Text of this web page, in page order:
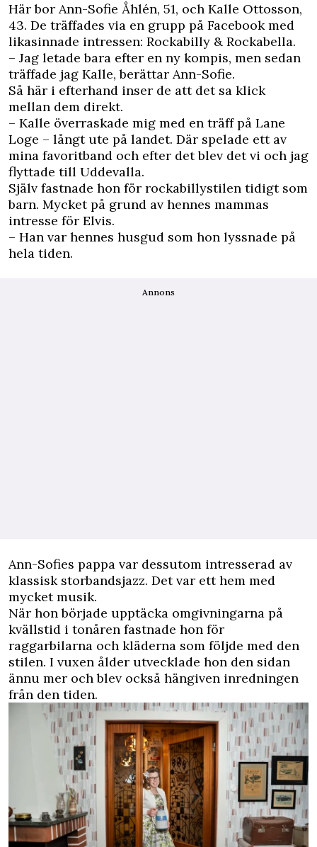
Här bor Ann-Sofie Åhlén, 51, och Kalle Ottosson,
43. De träffades via en grupp på Facebook med
likasinnade intressen: Rockabilly & Rockabella.
– Jag letade bara efter en ny kompis, men sedan
träffade jag Kalle, berättar Ann-Sofie.
Så här i efterhand inser de att det sa klick
mellan dem direkt.
– Kalle överraskade mig med en träff på Lane
Loge – långt ute på landet. Där spelade ett av
mina favoritband och efter det blev det vi och jag
flyttade till Uddevalla.
Själv fastnade hon för rockabillystilen tidigt som
barn. Mycket på grund av hennes mammas
intresse för Elvis.
– Han var hennes husgud som hon lyssnade på
hela tiden.
Annons
Ann-Sofies pappa var dessutom intresserad av
klassisk storbandsjazz. Det var ett hem med
mycket musik.
När hon började upptäcka omgivningarna på
kvällstid i tonåren fastnade hon för
raggarbilarna och kläderna som följde med den
stilen. I vuxen ålder utvecklade hon den sidan
ännu mer och blev också hängiven inredningen
från den tiden.